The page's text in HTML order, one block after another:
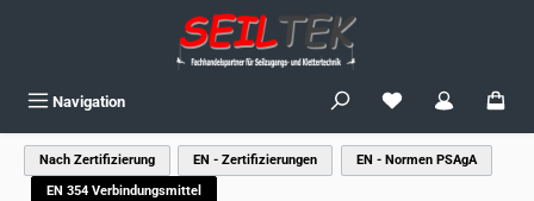
Navigation Du hast 0
Nach Zertifizierung EN - Zertifizierungen
EN - Normen PSAgA
EN 354 Verbindungsmittel